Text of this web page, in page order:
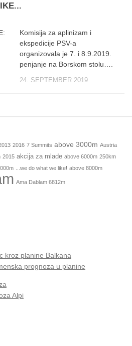
Komisija za aplinizam i
ekspedicije PSV-a
organizovala je 7. i 8.9.2019.
penjanje na Borskom stolu….
24. SEPTEMBER 2019
2016 7 Summits above 3000m Austria
2015 akcija za mlade above 6000m 250km
...we do what we like! above 8000m
Ama Dablam 6812m